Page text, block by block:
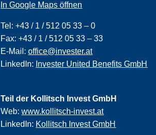
In Google Maps öffnen
Tel:+43 / 1 / 512 05 33 – 0
Fax:+43 / 1 / 512 05 33 – 33
E-Mail:office@invester.at
LinkedIn: Invester United Benefits GmbH
Teil der Kollitsch Invest GmbH
Web:www.kollitsch-invest.at
LinkedIn: Kollitsch Invest GmbH